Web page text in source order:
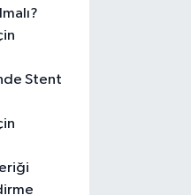
Stent